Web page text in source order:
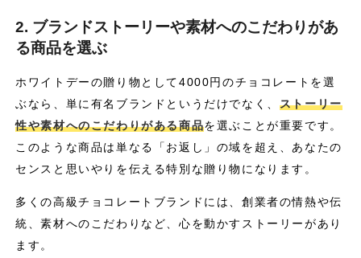
2. ブランドストーリーや素材へのこだわりがあ
る商品を選ぶ
ホワイトデーの贈り物として4000円のチョコレートを選
ぶなら、単に有名ブランドというだけでなく、 ストーリー
性や素材へのこだわりがある商品を選ぶことが重要です。
このような商品は単なる「お返し」の域を超え、あなたの
センスと思いやりを伝える特別な贈り物になります。
多くの高級チョコレートブランドには、創業者の情熱や伝
統、素材へのこだわりなど、心を動かすストーリーがあり
ます。